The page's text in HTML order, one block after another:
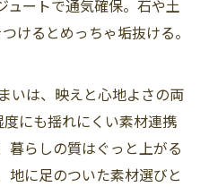
ュートで通気確保。石や土
けるとめっちゃ垢抜ける。
いは、映えと心地よさの両
にも揺れにくい素材連携
暮らしの質はぐっと上がる
地に足のついた素材選びと